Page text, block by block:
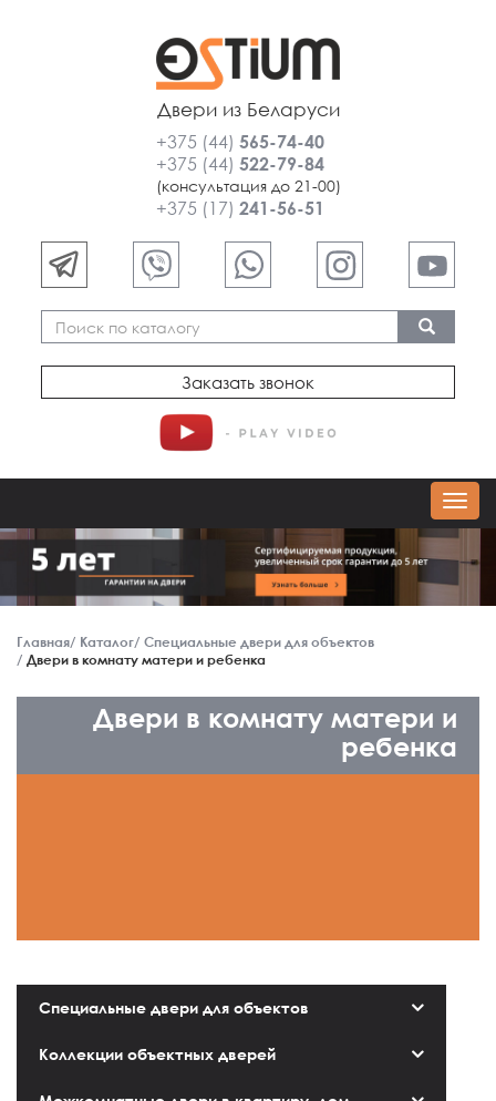
Двери из Беларуси
+375 (44) 565-74-40
+375 (44) 522-79-84
(консультация до 21-00)
+375 (17) 241-56-51
Заказать звонок
Главная Каталог Специальные двери для объектов
Двери в комнату матери и ребенка
Двери в комнату матери и
ребенка
Специальные двери для объектов
Коллекции объектных дверей